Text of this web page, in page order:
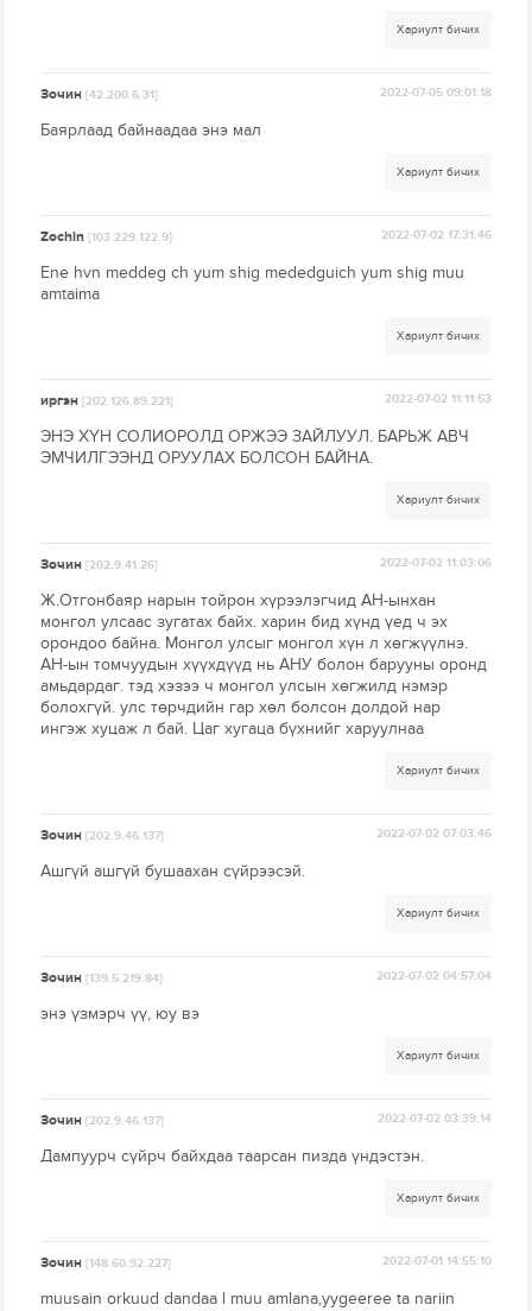
Хариулт бичих
Зочин[42.200.6.31] 2022-07-05 09:01:18
Баярлаад байнаадаа энэ мал
Хариулт бичих
Zochin[103.229.122.9] 2022-07-02 17:31:46
Ene hvn meddeg ch yum shig mededguich yum shig muu
amtaima
Хариулт бичих
иргэн[202.126.89.221] 2022-07-02 11:11:53
ЭНЭ ХҮН СОЛИОРОЛД ОРЖЭЭ ЗАЙЛУУЛ. БАРЬЖ АВЧ
ЭМЧИЛГЭЭНД ОРУУЛАХ БОЛСОН БАЙНА.
Хариулт бичих
Зочин[202.9.41.26] 2022-07-02 11:03:06
Ж.Отгонбаяр нарын тойрон хүрээлэгчид АН-ынхан
монгол улсаас зугатах байх. харин бид хүнд үед ч эх
орондоо байна. Монгол улсыг монгол хүн л хөгжүүлнэ.
АН-ын томчуудын хүүхдүүд нь АНУ болон барууны оронд
амьдардаг. тэд хэзээ ч монгол улсын хөгжилд нэмэр
болохгүй. улс төрчдийн гар хөл болсон долдой нар
ингэж хуцаж л бай. Цаг хугаца бүхнийг харуулнаа
Хариулт бичих
Зочин[202.9.46.137] 2022-07-02 07:03:46
Ашгүй ашгүй бушаахан сүйрээсэй.
Хариулт бичих
Зочин[139.5.219.84] 2022-07-02 04:57:04
энэ үзмэрч үү, юу вэ
Хариулт бичих
Зочин[202.9.46.137] 2022-07-02 03:39:14
Дампуурч сүйрч байхдаа таарсан пизда үндэстэн.
Хариулт бичих
Зочин[148.60.92.227] 2022-07-01 14:55:10
muusain orkuud dandaa l muu amlana,yygeeree ta nariin